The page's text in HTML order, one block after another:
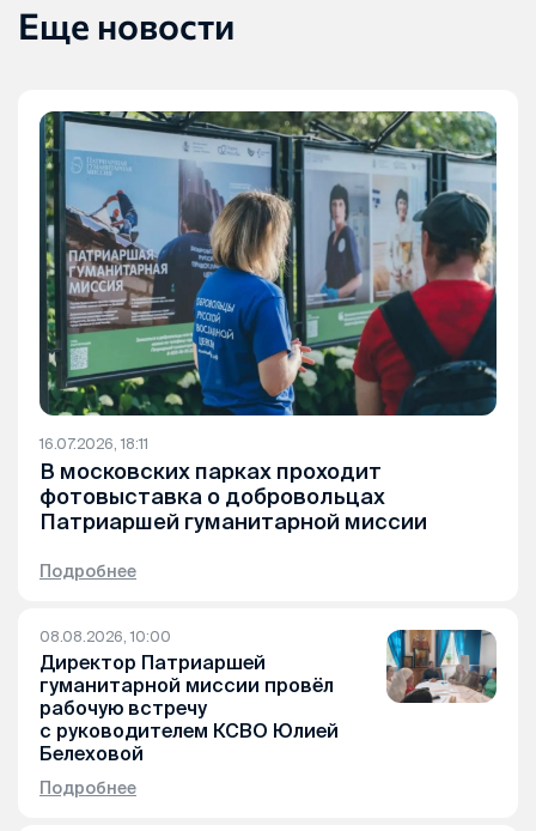
Еще новости
16.07.2026, 18:11
В московских парках проходит
фотовыставка о добровольцах
Патриаршей гуманитарной миссии
Подробнее
08.08.2026, 10:00
Директор Патриаршей
гуманитарной миссии провёл
рабочую встречу
с руководителем КСВО Юлией
Белеховой
Подробнее